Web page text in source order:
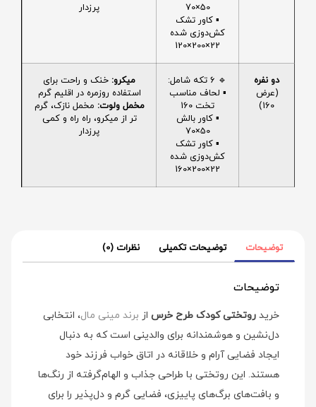
50×70
▪️ کاور تشک
کش‌دوزی شده
22×200×120
پرزدار
دو نفره
(عرض
160)
🔹 6 تکه شامل:
▪️ لحاف مناسب
تخت 160
▪️ کاور بالش
50×70
▪️ کاور تشک
کش‌دوزی شده
22×200×160
میکرو: خنک و راحت برای
استفاده روزمره در اقلیم گرم
مخمل ولوت: مخمل نازک، گرم
تر از میکرو، راه راه و کمی
پرزدار
توضیحات توضیحات تکمیلی نظرات (0)
توضیحات
خرید روتختی کودک طرح خرس از برند مینی‌ مال، انتخابی
دل‌نشین و هوشمندانه برای والدینی است که به دنبال
ایجاد فضایی آرام و خلاقانه در اتاق خواب فرزند خود
هستند. این روتختی با طراحی جذاب و الهام‌گرفته از رنگ‌ها
و بافت‌های برگ‌های پاییزی، فضایی گرم و دل‌پذیر را برای